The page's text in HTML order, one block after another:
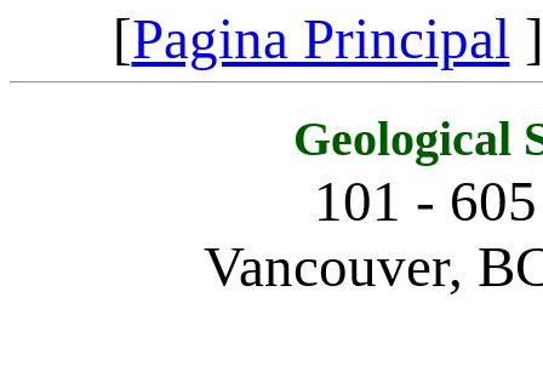
[Pagina Principal
Geological
101 -
Vancouver,